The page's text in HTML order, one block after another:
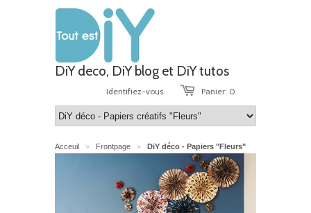
DiY deco, DiY blog et DiY tutos
Panier: 0
Identifiez-vous
Acceuil > Frontpage > DiY déco - Papiers "Fleurs"